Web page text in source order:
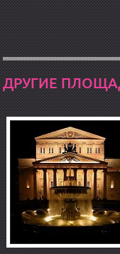
ДРУГИЕ